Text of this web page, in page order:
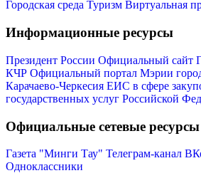
Городская среда Туризм Виртуальная
Информационные ресурсы
Президент России Официальный сайт
КЧР Официальный портал Мэрии
Карачаево-Черкесия ЕИС в сфере
государственных услуг Российской
Официальные сетевые ресурсы
Газета "Минги Тау" Телеграм-канал
Одноклассники